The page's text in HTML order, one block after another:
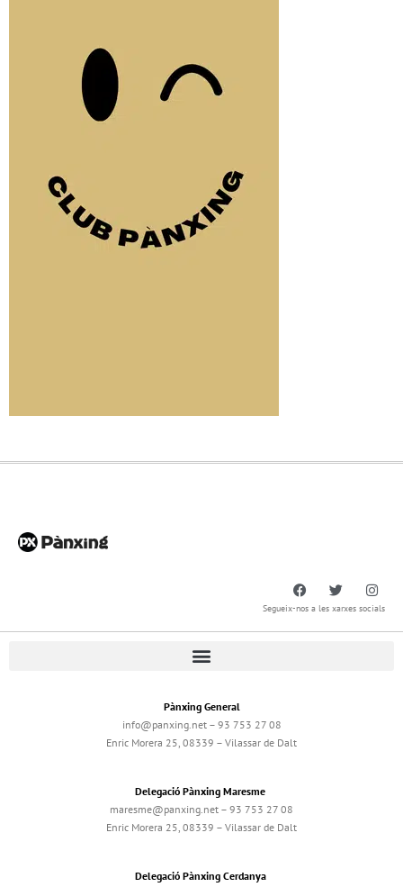
Segueix-nos a les xarxes socials
Pànxing General
info@panxing.net – 93 753 27 08
Enric Morera 25, 08339 – Vilassar de Dalt
Delegació Pànxing Maresme
maresme@panxing.net – 93 753 27 08
Enric Morera 25, 08339 – Vilassar de Dalt
Delegació Pànxing Cerdanya